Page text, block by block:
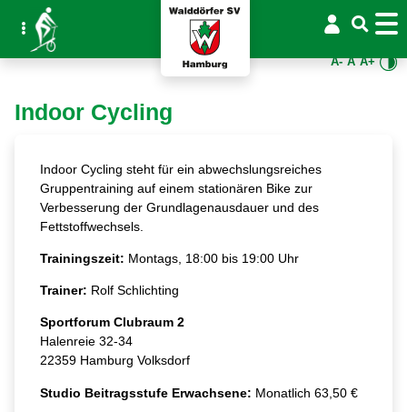
A- A A+
Indoor Cycling
Indoor Cycling steht für ein abwechslungsreiches
Gruppentraining auf einem stationären Bike zur
Verbesserung der Grundlagenausdauer und des
Fettstoffwechsels.
Trainingszeit: Montags, 18:00 bis 19:00 Uhr
Trainer: Rolf Schlichting
Sportforum Clubraum 2
Halenreie 32-34
22359 Hamburg Volksdorf
Studio Beitragsstufe Erwachsene: Monatlich 63,50 €